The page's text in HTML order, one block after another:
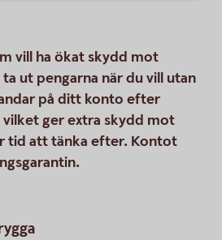
vill ha ökat skydd mot
ut pengarna när du vill utan
på ditt konto efter
ger extra skydd mot
tid att tänka efter. Kontot